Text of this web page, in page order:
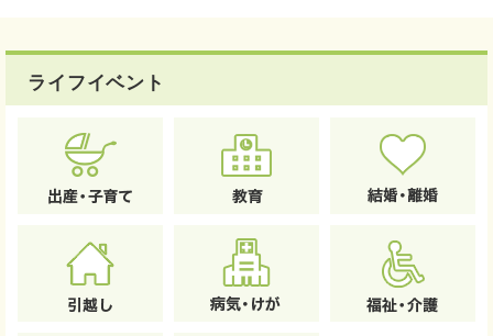
ライフイベント